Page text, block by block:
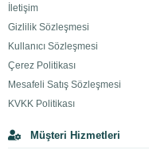
İletişim
Gizlilik Sözleşmesi
Kullanıcı Sözleşmesi
Çerez Politikası
Mesafeli Satış Sözleşmesi
KVKK Politikası
Müşteri Hizmetleri